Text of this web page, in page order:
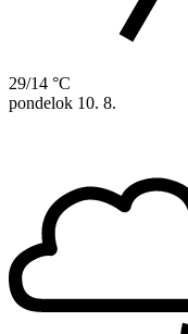
29/14 °C
pondelok 10. 8.